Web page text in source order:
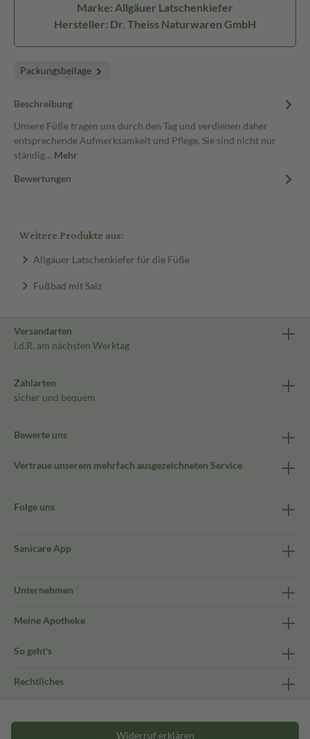
Marke: Allgäuer Latschenkiefer
Hersteller: Dr. Theiss Naturwaren GmbH
Packungsbeilage
Beschreibung
Unsere Füße tragen uns durch den Tag und verdienen daher
entsprechende Aufmerksamkeit und Pflege. Sie sind nicht nur
ständig… Mehr
Bewertungen
Weitere Produkte aus:
Allgäuer Latschenkiefer für die Füße
Fußbad mit Salz
Versandarten
i.d.R. am nächsten Werktag
Zahlarten
sicher und bequem
Bewerte uns
Vertraue unserem mehrfach ausgezeichneten Service
Folge uns
Sanicare App
Unternehmen
Meine Apotheke
So geht's
Rechtliches
Widerruf erklären